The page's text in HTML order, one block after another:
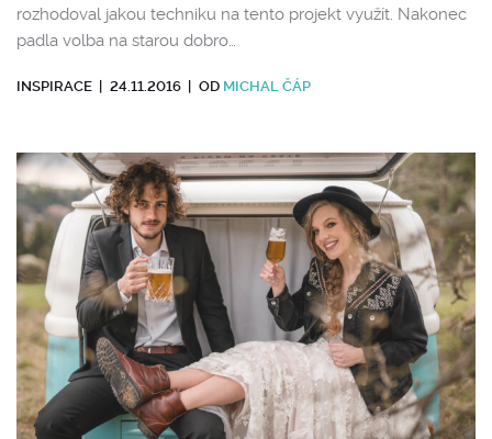
rozhodoval jakou techniku na tento projekt využít. Nakonec
padla volba na starou dobro…
INSPIRACE 24.11.2016 OD MICHAL ČÁP